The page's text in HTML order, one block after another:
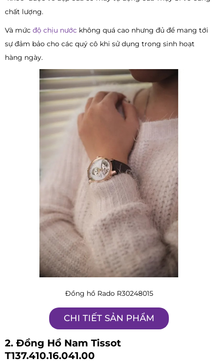
chất lượng.
Và mức độ chịu nước không quá cao nhưng đủ để mang tới
sự đảm bảo cho các quý cô khi sử dụng trong sinh hoạt
hàng ngày.
Đồng hồ Rado R30248015
CHI TIẾT SẢN PHẨM
2. Đồng Hồ Nam Tissot
T137.410.16.041.00